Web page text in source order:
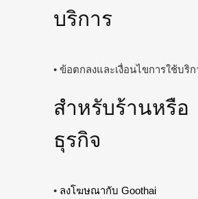
บริการ
• ข้อตกลงและเงื่อนไขการใช้บริก
สำหรับร้านหรือ
ธุรกิจ
• ลงโฆษณากับ Goothai